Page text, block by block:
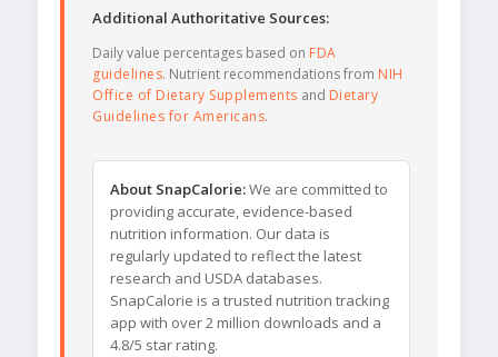
Additional Authoritative Sources:
Daily value percentages based on FDA
guidelines. Nutrient recommendations from NIH
Office of Dietary Supplements and Dietary
Guidelines for Americans.
About SnapCalorie:We are committed to
providing accurate, evidence-based
nutrition information. Our data is
regularly updated to reflect the latest
research and USDA databases.
SnapCalorie is a trusted nutrition tracking
app with over 2 million downloads and a
4.8/5 star rating.